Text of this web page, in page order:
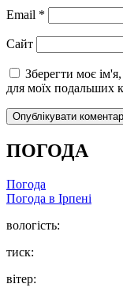
Email *
Сайт
Зберегти моє
для моїх подальших
ПОГОДА
Погода
Погода в Ірпені
вологість:
тиск:
вітер: